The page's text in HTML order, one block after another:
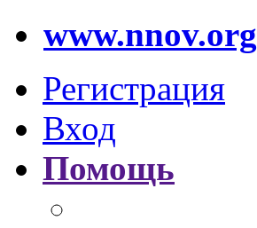
www.nnov.org
Регистрация
Вход
Помощь